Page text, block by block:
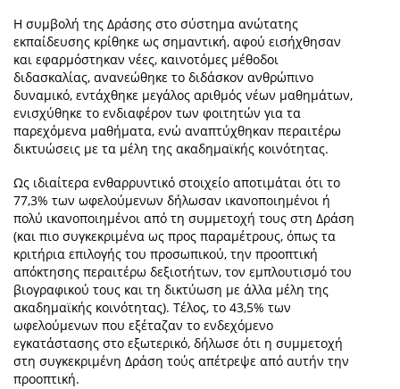
Η συμβολή της Δράσης στο σύστημα ανώτατης
εκπαίδευσης κρίθηκε ως σημαντική, αφού εισήχθησαν
και εφαρμόστηκαν νέες, καινοτόμες μέθοδοι
διδασκαλίας, ανανεώθηκε το διδάσκον ανθρώπινο
δυναμικό, εντάχθηκε μεγάλος αριθμός νέων μαθημάτων,
ενισχύθηκε το ενδιαφέρον των φοιτητών για τα
παρεχόμενα μαθήματα, ενώ αναπτύχθηκαν περαιτέρω
δικτυώσεις με τα μέλη της ακαδημαϊκής κοινότητας.
Ως ιδιαίτερα ενθαρρυντικό στοιχείο αποτιμάται ότι το
77,3% των ωφελούμενων δήλωσαν ικανοποιημένοι ή
πολύ ικανοποιημένοι από τη συμμετοχή τους στη Δράση
(και πιο συγκεκριμένα ως προς παραμέτρους, όπως τα
κριτήρια επιλογής του προσωπικού, την προοπτική
απόκτησης περαιτέρω δεξιοτήτων, τον εμπλουτισμό του
βιογραφικού τους και τη δικτύωση με άλλα μέλη της
ακαδημαϊκής κοινότητας). Τέλος, το 43,5% των
ωφελούμενων που εξέταζαν το ενδεχόμενο
εγκατάστασης στο εξωτερικό, δήλωσε ότι η συμμετοχή
στη συγκεκριμένη Δράση τούς απέτρεψε από αυτήν την
προοπτική.